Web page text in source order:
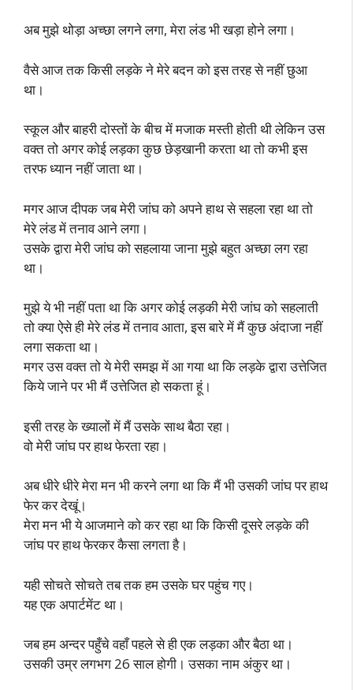
अब मुझे थोड़ा अच्छा लगने लगा, मेरा लंड भी खड़ा होने लगा।
वैसे आज तक किसी लड़के ने मेरे बदन को इस तरह से नहीं छुआ
था।
स्कूल और बाहरी दोस्तों के बीच में मजाक मस्ती होती थी लेकिन उस
वक्त तो अगर कोई लड़का कुछ छेड़खानी करता था तो कभी इस
तरफ ध्यान नहीं जाता था।
मगर आज दीपक जब मेरी जांघ को अपने हाथ से सहला रहा था तो
मेरे लंड में तनाव आने लगा।
उसके द्वारा मेरी जांघ को सहलाया जाना मुझे बहुत अच्छा लग रहा
था।
मुझे ये भी नहीं पता था कि अगर कोई लड़की मेरी जांघ को सहलाती
तो क्या ऐसे ही मेरे लंड में तनाव आता, इस बारे में मैं कुछ अंदाजा नहीं
लगा सकता था।
मगर उस वक्त तो ये मेरी समझ में आ गया था कि लड़के द्वारा उत्तेजित
किये जाने पर भी मैं उत्तेजित हो सकता हूं।
इसी तरह के ख्यालों में मैं उसके साथ बैठा रहा।
वो मेरी जांघ पर हाथ फेरता रहा।
अब धीरे धीरे मेरा मन भी करने लगा था कि मैं भी उसकी जांघ पर हाथ
फेर कर देखूं।
मेरा मन भी ये आजमाने को कर रहा था कि किसी दूसरे लड़के की
जांघ पर हाथ फेरकर कैसा लगता है।
यही सोचते सोचते तब तक हम उसके घर पहुंच गए।
यह एक अपार्टमेंट था।
जब हम अन्दर पहुँचे वहाँ पहले से ही एक लड़का और बैठा था।
उसकी उम्र लगभग 26 साल होगी। उसका नाम अंकुर था।